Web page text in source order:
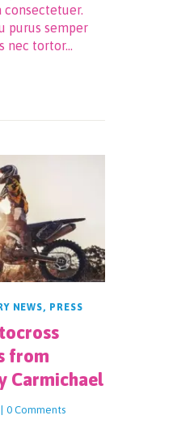
consectetuer.
purus semper
nec tortor…
NEWS, PRESS
from
Carmichael
0 Comments